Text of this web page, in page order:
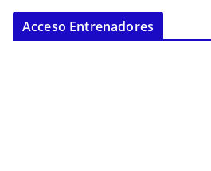
Acceso Entrenadores